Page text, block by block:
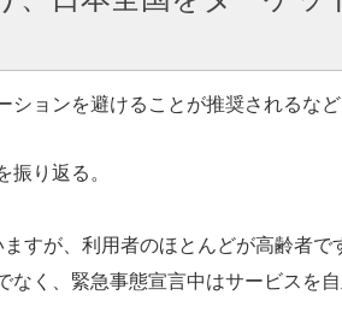
ションを避けることが推奨されるな
り返る。
すが、利用者のほとんどが高齢者で
なく、緊急事態宣言中はサービスを